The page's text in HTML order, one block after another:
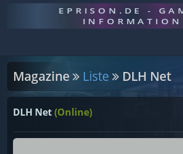
EPRISON.DE -
INFORMATION
Magazine Liste DLH Net
DLH Net(Online)